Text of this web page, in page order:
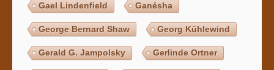
Gael Lindenfield Ganésha
George Bernard Shaw Georg Kühlewind
Gerald G. Jampolsky Gerlinde Ortner